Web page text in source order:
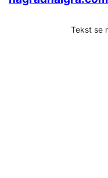
Tekst se